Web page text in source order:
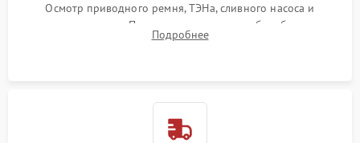
Осмотр приводного ремня, ТЭНа, сливного насоса и
амортизаторов. Проверка подшипников барабана и
крестовины на износ, а манжеты люка на разрывы.
Подробнее